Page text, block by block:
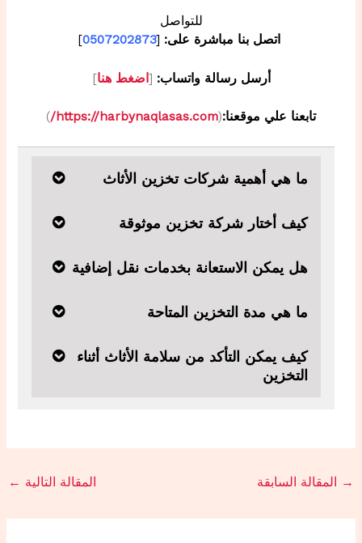
للتواصل
اتصل بنا مباشرة على: [
0507202873
]
أرسل رسالة واتساب: [ اضغط هنا]
تابعنا علي موقعنا:(
https://harbynaqlasas.com/
)
ما هي أهمية شركات تخزين الأثاث
كيف أختار شركة تخزين موثوقة
هل يمكن الاستعانة بخدمات نقل إضافية
ما هي مدة التخزين المتاحة
كيف يمكن التأكد من سلامة الأثاث أثناء
التخزين
→ المقالة السابقة المقالة التالية ←